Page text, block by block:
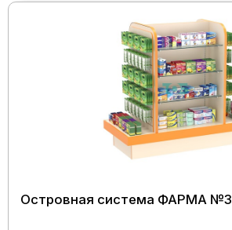
Островная система ФАРМА №3